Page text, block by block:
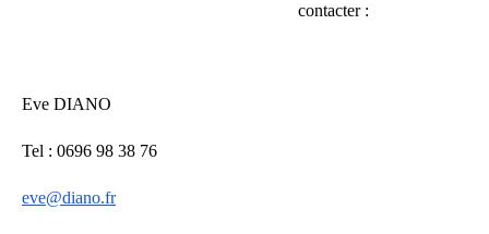
contacter :
Eve DIANO
Tel : 0696 98 38 76
eve@diano.fr